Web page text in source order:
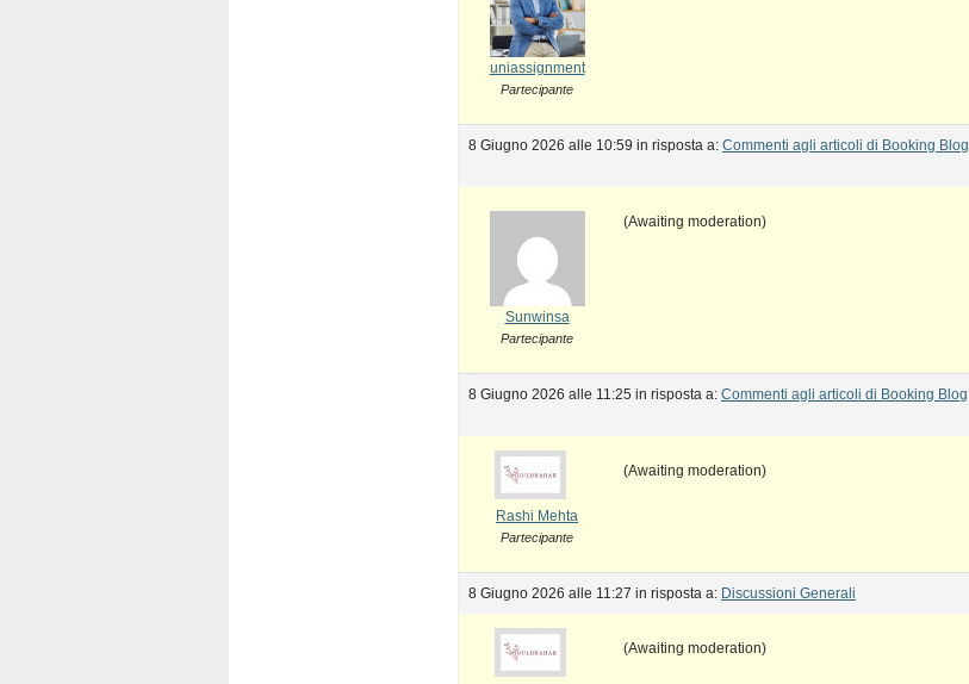
uniassignment
Partecipante
8 Giugno 2026 alle 10:59 in risposta a: Commenti agli articoli di Booking Blog
Sunwinsa
Partecipante
(Awaiting moderation)
8 Giugno 2026 alle 11:25 in risposta a: Commenti agli articoli di Booking Blog
Rashi Mehta
Partecipante
(Awaiting moderation)
8 Giugno 2026 alle 11:27 in risposta a: Discussioni Generali
(Awaiting moderation)